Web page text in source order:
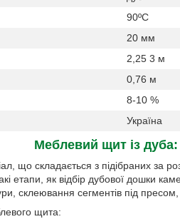
90ºС
20 мм
2,25 3 м
0,76 м
8-10 %
Україна
Меблевий щит із
що складається з підібраних за
етапи, як відбір дубової дошки
склеювання сегментів під
щита: